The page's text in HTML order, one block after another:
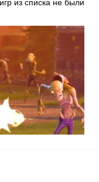
из списка не были